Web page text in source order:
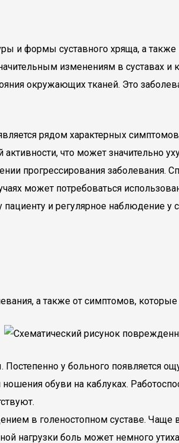
и формы суставного хряща, а
изменениям в суставах
окружающих тканей. Это
рядом характерных
что может значительно
прогрессирования заболевания.
может потребоваться
и регулярное наблюдение
а также от симптомов,
у больного появляется
обуви на каблуках.
в голеностопном суставе. Чаще
нагрузки боль может немного